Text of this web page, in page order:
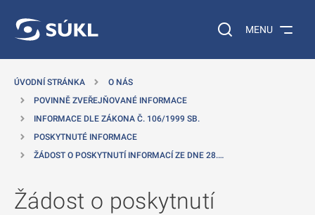
Vyhledávání na
MENU
ÚVODNÍ STRÁNKA
O NÁS
POVINNĚ ZVEŘEJŇOVANÉ INFORMACE
INFORMACE DLE ZÁKONA Č. 106/1999 SB.
POSKYTNUTÉ INFORMACE
ŽÁDOST O POSKYTNUTÍ INFORMACÍ ZE DNE 28.…
Žádost o poskytnutí